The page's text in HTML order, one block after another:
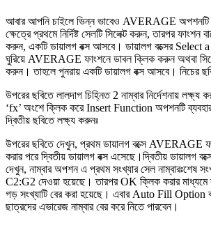
আবার আপনি চাইলে ভিন্ন ভাবেও AVERAGE অপশনটি
ক্ষেত্রে প্রথমে নির্দিষ্ট সেলটি সিলেক্ট করুন, তারপর ফাংশন
করুন, একটি ডায়ালগ বক্স আসবে। ডায়ালগ বক্সের Select
ঘুরিয়ে AVERAGE ফাংশনে ডাবল ক্লিক করুন অথবা
করুন। তাহলে পুনরায় একটি ডায়ালগ বক্স আসবে। নিচের
উপরের ছবিতে লালদাগ চিহ্নিত 2 নাম্বার নির্দেশনায় লক্ষ্য
‘fx’ অংশে ক্লিক করে Insert Function অপশনটি ব্যবহার
দ্বিতীয় ছবিতে লক্ষ্য করুনঃ
উপরের ছবিতে দেখুন, প্রথম ডায়ালগ বক্সে AVERAGE
করার পরে দ্বিতীয় ডায়ালগ বক্স এসেছে।দ্বিতীয় ডায়ালগ
দেখুন, নাম্বার অপশন এ প্রথম সংখ্যার সেল নাম্বারঃশেষ
C2:G2 দেওয়া হয়েছে। তারপর OK ক্লিক করার
গড় সংখ্যাটি বের করা হয়েছে। এবার Auto Fill Option
ছাত্রদের এভারেজ নাম্বার বের করে নিতে পারবেন।